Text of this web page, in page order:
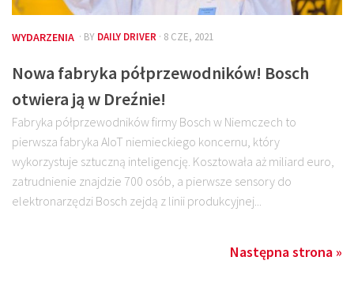
WYDARZENIA · BY DAILY DRIVER · 8 CZE, 2021
Nowa fabryka półprzewodników! Bosch
otwiera ją w Dreźnie!
Fabryka półprzewodników firmy Bosch w Niemczech to
pierwsza fabryka AIoT niemieckiego koncernu, który
wykorzystuje sztuczną inteligencję. Kosztowała aż miliard euro,
zatrudnienie znajdzie 700 osób, a pierwsze sensory do
elektronarzędzi Bosch zejdą z linii produkcyjnej...
Następna strona »